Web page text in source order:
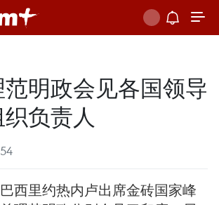
明政会见各国领导
负责人
西里约热内卢出席金砖国家峰